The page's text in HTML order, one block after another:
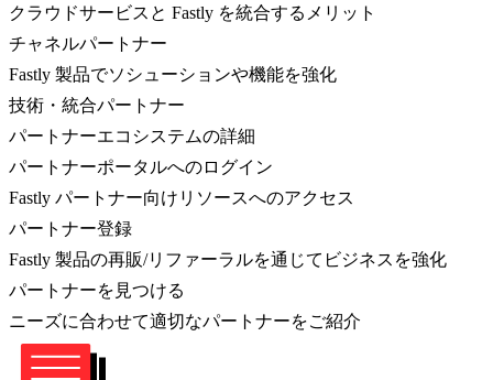
クラウドサービスと Fastly を統合するメリット
チャネルパートナー
Fastly 製品でソシューションや機能を強化
技術・統合パートナー
パートナーエコシステムの詳細
パートナーポータルへのログイン
Fastly パートナー向けリソースへのアクセス
パートナー登録
Fastly 製品の再販/リファーラルを通じてビジネスを強化
パートナーを見つける
ニーズに合わせて適切なパートナーをご紹介